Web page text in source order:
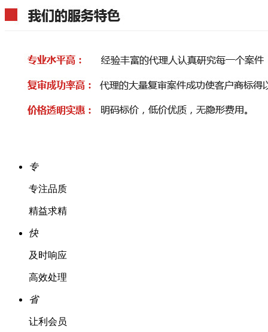
专
专注品质
精益求精
快
及时响应
高效处理
省
让利会员